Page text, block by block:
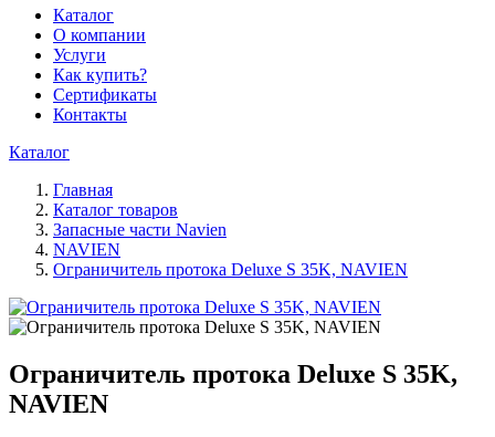
Каталог
О компании
Услуги
Как купить?
Сертификаты
Контакты
Каталог
Главная
Каталог товаров
Запасные части Navien
NAVIEN
Ограничитель протока Deluxe S 35K, NAVIEN
Ограничитель протока Deluxe S 35K,
NAVIEN